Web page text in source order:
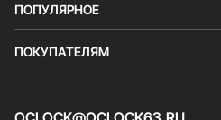
ПОПУЛЯРНОЕ
ПОКУПАТЕЛЯМ